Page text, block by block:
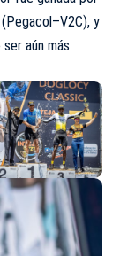
y
aún más